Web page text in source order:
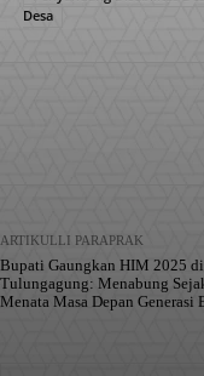
Desa
ARTIKULLI PARAPRAK
Bupati Gaungkan HIM 2025 di
Tulungagung: Menabung
Menata Masa Depan Generasi